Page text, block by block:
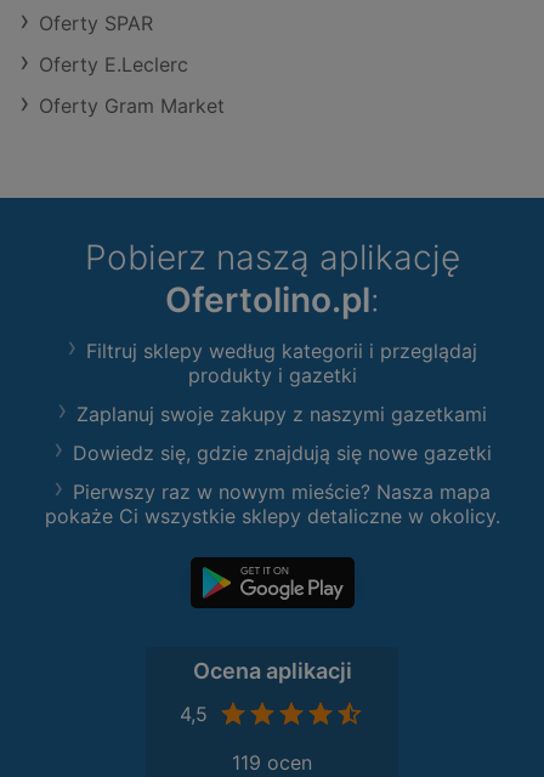
Oferty SPAR
Oferty E.Leclerc
Oferty Gram Market
Pobierz naszą aplikację
Ofertolino.pl:
Filtruj sklepy według kategorii i przeglądaj
produkty i gazetki
Zaplanuj swoje zakupy z naszymi gazetkami
Dowiedz się, gdzie znajdują się nowe gazetki
Pierwszy raz w nowym mieście? Nasza mapa
pokaże Ci wszystkie sklepy detaliczne w okolicy.
Ocena aplikacji
4,5
119 ocen